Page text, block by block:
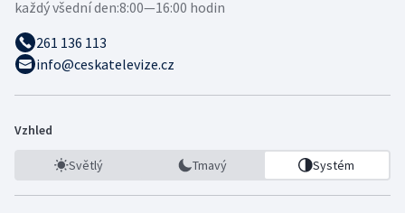
každý všední den:8:00—16:00 hodin
261 136 113
info@ceskatelevize.cz
Vzhled
Světlý Tmavý Systém